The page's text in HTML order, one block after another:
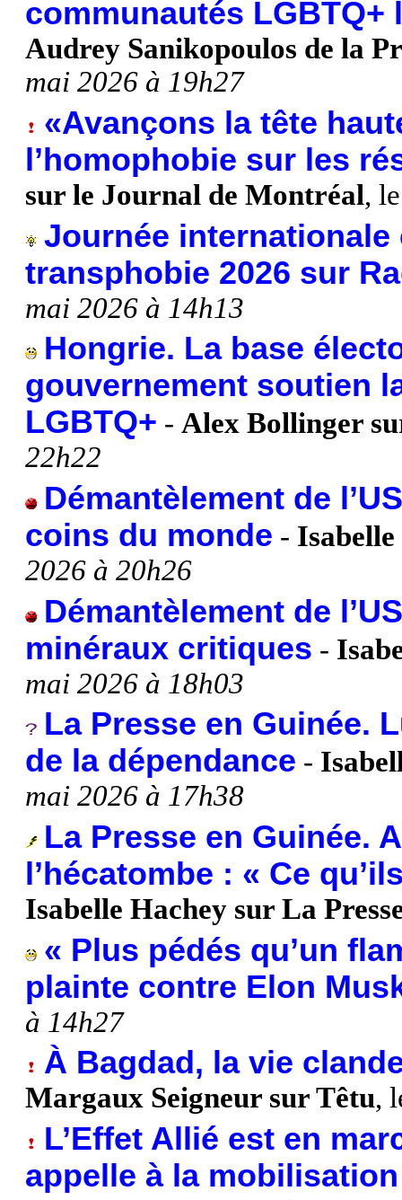
communautés LGBTQ+
Audrey Sanikopoulos de la
mai 2026 à 19h27
«Avançons la tête
l’homophobie sur les
sur le Journal de Montréal,
Journée internationale
transphobie 2026 sur
mai 2026 à 14h13
Hongrie. La base
gouvernement soutien
LGBTQ+ - Alex Bollinger
22h22
Démantèlement de
coins du monde -
2026 à 20h26
Démantèlement de
minéraux critiques -
mai 2026 à 18h03
La Presse en Guinée.
de la dépendance -
mai 2026 à 17h38
La Presse en Guinée.
l’hécatombe : « Ce
Isabelle Hachey sur La
« Plus pédés qu’un
plainte contre Elon
à 14h27
À Bagdad, la vie
Margaux Seigneur sur Têtu,
L’Effet Allié est en
appelle à la